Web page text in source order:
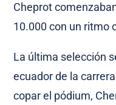
Cheprot
10.000 con un ritmo
La última selección
ecuador de la
copar el pódium,